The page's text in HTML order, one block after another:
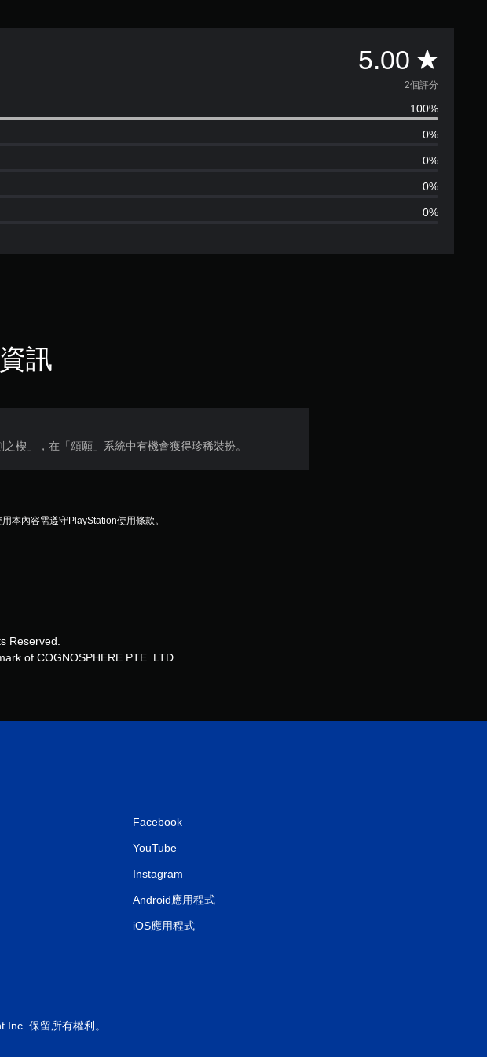
5.00 平
均
評
分
為
5
顆
分
2個評分
100%
0%
0%
0%
0%
訊
楔」，在「頌願」系統中有機會獲得珍稀裝扮。
本內容需遵守PlayStation使用條款。
Reserved.
of COGNOSPHERE PTE. LTD.
Facebook
YouTube
Instagram
Android應用程式
iOS應用程式
保留所有權利。